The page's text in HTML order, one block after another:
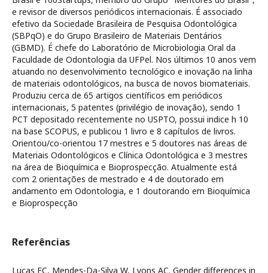
e revisor de diversos periódicos internacionais. É associado
efetivo da Sociedade Brasileira de Pesquisa Odontológica
(SBPqO) e do Grupo Brasileiro de Materiais Dentários
(GBMD). É chefe do Laboratório de Microbiologia Oral da
Faculdade de Odontologia da UFPel. Nos últimos 10 anos vem
atuando no desenvolvimento tecnológico e inovação na linha
de materiais odontológicos, na busca de novos biomateriais.
Produziu cerca de 65 artigos científicos em periódicos
internacionais, 5 patentes (privilégio de inovação), sendo 1
PCT depositado recentemente no USPTO, possui indice h 10
na base SCOPUS, e publicou 1 livro e 8 capítulos de livros.
Orientou/co-orientou 17 mestres e 5 doutores nas áreas de
Materiais Odontológicos e Clínica Odontológica e 3 mestres
na área de Bioquímica e Bioprospecção. Atualmente está
com 2 orientações de mestrado e 4 de doutorado em
andamento em Odontologia, e 1 doutorando em Bioquímica
e Bioprospecção
Referências
Lucas EC, Mendes-Da-Silva W, Lyons AC. Gender differences in